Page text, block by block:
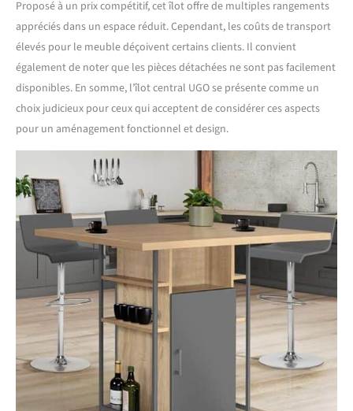
Proposé à un prix compétitif, cet îlot offre de multiples rangements
appréciés dans un espace réduit. Cependant, les coûts de transport
élevés pour le meuble déçoivent certains clients. Il convient
également de noter que les pièces détachées ne sont pas facilement
disponibles. En somme, l’îlot central UGO se présente comme un
choix judicieux pour ceux qui acceptent de considérer ces aspects
pour un aménagement fonctionnel et design.